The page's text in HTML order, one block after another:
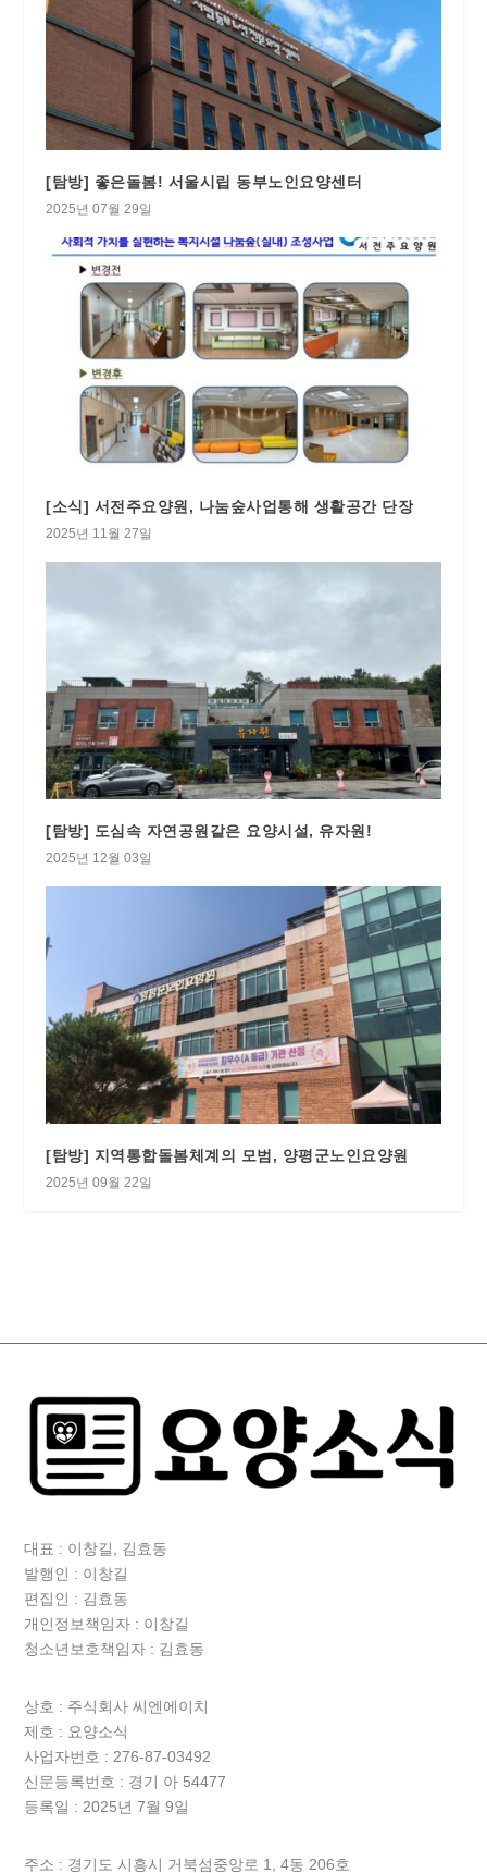
[탐방] 좋은돌봄! 서울시립 동부노인요양센터
2025년 07월 29일
[소식] 서전주요양원, 나눔숲사업통해 생활공간 단장
2025년 11월 27일
[탐방] 도심속 자연공원같은 요양시설, 유자원!
2025년 12월 03일
[탐방] 지역통합돌봄체계의 모범, 양평군노인요양원
2025년 09월 22일
대표 : 이창길, 김효동
발행인 : 이창길
편집인 : 김효동
개인정보책임자 : 이창길
청소년보호책임자 : 김효동
상호 : 주식회사 씨엔에이치
제호 : 요양소식
사업자번호 : 276-87-03492
신문등록번호 : 경기 아 54477
등록일 : 2025년 7월 9일
주소 : 경기도 시흥시 거북섬중앙로 1, 4동 206호